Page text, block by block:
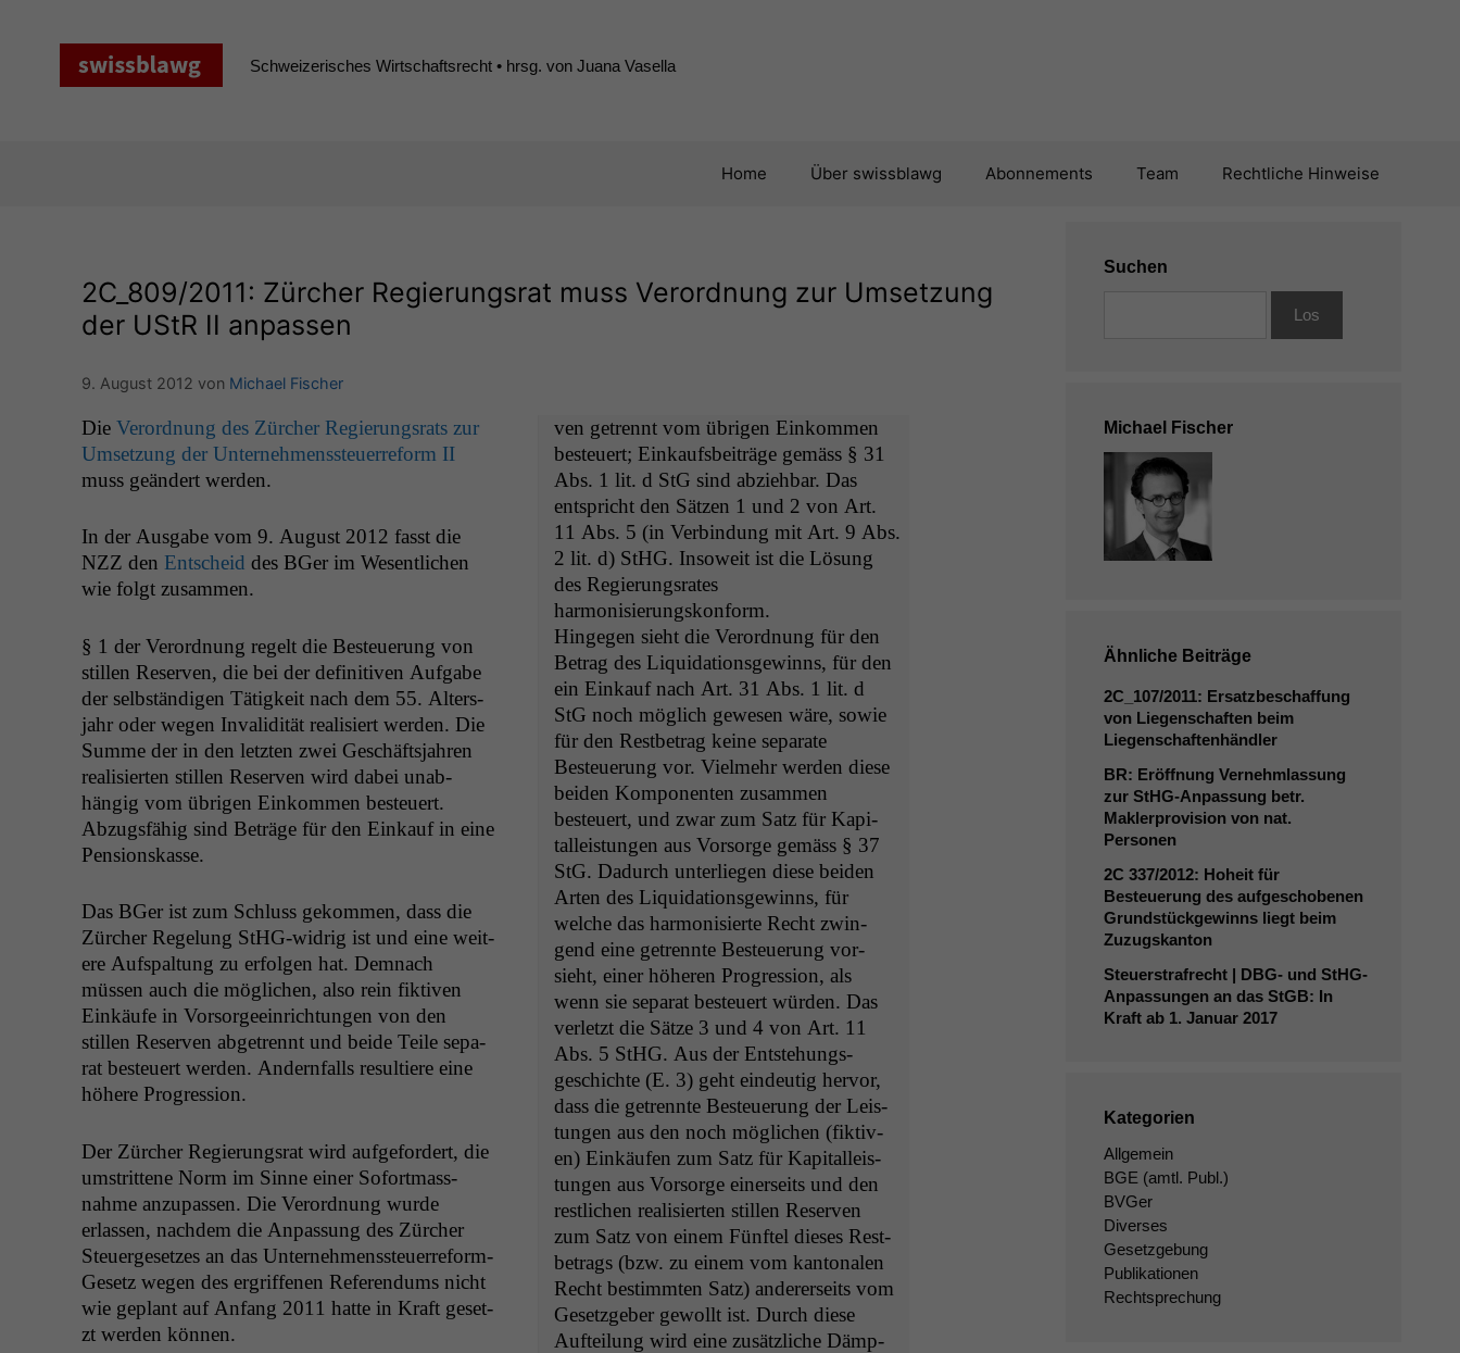
Schweizerisches Wirtschaftsrecht • hrsg. von Juana Vasella
Home Über swissblawg Abonnements Team Rechtliche Hinweise
2C_809/2011: Zürcher Regierungsrat muss Verordnung zur Umsetzung
der UStR II anpassen
9. August 2012 von Michael Fischer
Die Verord­nung des Zürcher Regierungsrats zur
Umset­zung der Unternehmenss­teuer­reform II
muss geän­dert werden.
In der Aus­gabe vom 9. August 2012 fasst die
NZZ den Entscheid des BGer im Wesentlichen
wie fol­gt zusammen.
§ 1 der Verord­nung regelt die Besteuerung von
stillen Reser­ven, die bei der defin­i­tiv­en Auf­gabe
der selb­ständi­gen Tätigkeit nach dem 55. Alter­s­
jahr oder wegen Inva­lid­ität real­isiert wer­den. Die
Summe der in den let­zten zwei Geschäft­s­jahren
real­isierten stillen Reser­ven wird dabei unab­
hängig vom übri­gen Einkom­men besteuert.
Abzugs­fähig sind Beträge für den Einkauf in eine
Pensionskasse.
Das BGer ist zum Schluss gekom­men, dass die
Zürcher Regelung StHG-widrig ist und eine weit­
ere Auf­s­pal­tung zu erfol­gen hat. Dem­nach
müssen auch die möglichen, also rein fik­tiv­en
Einkäufe in Vor­sorgeein­rich­tun­gen von den
stillen Reser­ven abge­tren­nt und bei­de Teile sep­a­
rat besteuert wer­den. Andern­falls resul­tiere eine
höhere Progression.
Der Zürcher Regierungsrat wird aufge­fordert, die
umstrit­tene Norm im Sinne ein­er Sofort­mass­
nahme anzu­passen. Die Verord­nung wurde
erlassen, nach­dem die Anpas­sung des Zürcher
Steuerge­set­zes an das Unternehmenss­teuer­reform-
Gesetz wegen des ergrif­f­e­nen Ref­er­en­dums nicht
wie geplant auf Anfang 2011 hat­te in Kraft geset­
zt wer­den können.
ven getren­nt vom übri­gen Einkom­men
besteuert; Einkaufs­beiträge gemäss § 31
Abs. 1 lit. d StG sind abziehbar. Das
entspricht den Sätzen 1 und 2 von Art.
11 Abs. 5 (in Verbindung mit Art. 9 Abs.
2 lit. d) StHG. Insoweit ist die Lösung
des Regierungsrates
harmonisierungskonform.
Hinge­gen sieht die Verord­nung für den
Betrag des Liq­ui­da­tion­s­gewinns, für den
ein Einkauf nach Art. 31 Abs. 1 lit. d
StG noch möglich gewe­sen wäre, sowie
für den Rest­be­trag keine sep­a­rate
Besteuerung vor. Vielmehr wer­den diese
bei­den Kom­po­nen­ten zusam­men
besteuert, und zwar zum Satz für Kap­i­
talleis­tun­gen aus Vor­sorge gemäss § 37
StG. Dadurch unter­liegen diese bei­den
Arten des Liq­ui­da­tion­s­gewinns, für
welche das har­mon­isierte Recht zwin­
gend eine getren­nte Besteuerung vor­
sieht, ein­er höheren Pro­gres­sion, als
wenn sie sep­a­rat besteuert wür­den. Das
ver­let­zt die Sätze 3 und 4 von Art. 11
Abs. 5 StHG. Aus der Entste­hungs­
geschichte (E. 3) geht ein­deutig her­vor,
dass die getren­nte Besteuerung der Leis­
tun­gen aus den noch möglichen (fik­tiv­
en) Einkäufen zum Satz für Kap­i­talleis­
tun­gen aus Vor­sorge ein­er­seits und den
restlichen real­isierten stillen Reser­ven
zum Satz von einem Fün­f­tel dieses Rest­
be­trags (bzw. zu einem vom kan­tonalen
Recht bes­timmten Satz) ander­er­seits vom
Geset­zge­ber gewollt ist. Durch diese
Aufteilung wird eine zusät­zliche Dämp­
Suchen
Michael Fischer
Ähnliche Beiträge
2C_107/2011: Ersatzbeschaffung
von Liegenschaften beim
Liegenschaftenhändler
BR: Eröffnung Vernehmlassung
zur StHG-Anpassung betr.
Maklerprovision von nat.
Personen
2C 337/2012: Hoheit für
Besteuerung des aufgeschobenen
Grundstückgewinns liegt beim
Zuzugskanton
Steuerstrafrecht | DBG-und StHG-
Anpassungen an das StGB: In
Kraft ab 1. Januar 2017
Kategorien
Allgemein
BGE (amtl. Publ.)
BVGer
Diverses
Gesetzgebung
Publikationen
Rechtsprechung